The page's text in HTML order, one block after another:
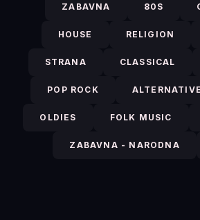
ZABAVNA 80S
HOUSE RELIGION
STRANA CLASSICAL
POP ROCK ALTERNATIVE
OLDIES FOLK MUSIC
ZABAVNA - NARODNA